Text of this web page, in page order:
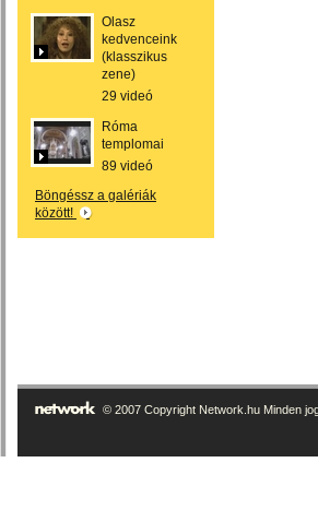
Olasz
kedvenceink
(klasszikus
zene)
29 videó
Róma
templomai
89 videó
Böngéssz a galériák
között!
© 2007 Copyright Network.hu Minden